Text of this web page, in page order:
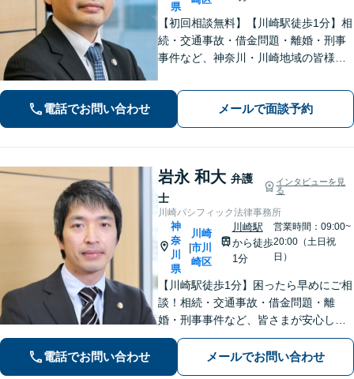
県
【初回相談無料】【川崎駅徒歩1分】相
続・交通事故・借金問題・離婚・刑事
事件など、神奈川・川崎地域の皆様の
取り組みます。クチコミ・リピーター
の方も多数。お気軽にお問い合わせ下
さい。
電話でお問い合わせ メールで面談予約
岩永 和大 弁護
士
インタビューを見
る
川崎パシフィック法律事務所
神
奈
川
県
|
川崎
市川
崎区
川崎駅
から徒歩
1分
営業時間：09:00~
20:00（土日祝
日）
【川崎駅徒歩1分】困ったら早めにご相
談！相続・交通事故・借金問題・離
婚・刑事事件など、皆さまが安心して
暮らせるように問題解決に尽力しま
す。【地元密着】クチコミ・リピータ
ーの方も多数。「こんなことで」と思
電話でお問い合わせ メールでお問い合わせ